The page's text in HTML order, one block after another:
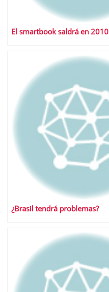
El smartbook saldrá en 2010
¿Brasil tendrá problemas?